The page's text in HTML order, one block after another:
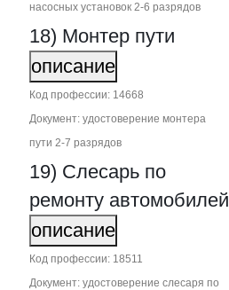
насосных установок 2‑6 разрядов
18) Монтер пути
описание
Код профессии: 14668
Документ: удостоверение монтера
пути 2‑7 разрядов
19) Слесарь по
ремонту автомобилей
описание
Код профессии: 18511
Документ: удостоверение слесаря по